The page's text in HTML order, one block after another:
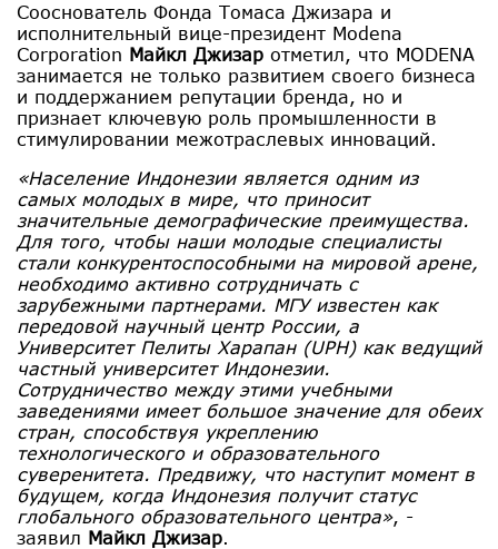
Сооснователь Фонда Томаса Джизара и
исполнительный вице-президент Modena
Corporation Майкл Джизар отметил, что MODENA
занимается не только развитием своего бизнеса
и поддержанием репутации бренда, но и
признает ключевую роль промышленности в
стимулировании межотраслевых инноваций.
«Население Индонезии является одним из
самых молодых в мире, что приносит
значительные демографические преимущества.
Для того, чтобы наши молодые специалисты
стали конкурентоспособными на мировой арене,
необходимо активно сотрудничать с
зарубежными партнерами. МГУ известен как
передовой научный центр России, а
Университет Пелиты Харапан (UPH) как ведущий
частный университет Индонезии.
Сотрудничество между этими учебными
заведениями имеет большое значение для обеих
стран, способствуя укреплению
технологического и образовательного
суверенитета. Предвижу, что наступит момент в
будущем, когда Индонезия получит статус
глобального образовательного центра», -
заявил Майкл Джизар.